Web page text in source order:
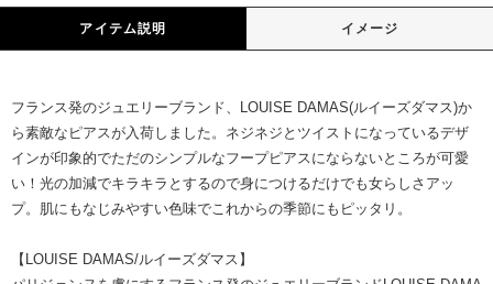
アイテム説明 イメージ
フランス発のジュエリーブランド、LOUISE DAMAS(ルイーズダマス)か
ら素敵なピアスが入荷しました。ネジネジとツイストになっているデザ
インが印象的でただのシンプルなフープピアスにならないところが可愛
い！光の加減でキラキラとするので身につけるだけでも女らしさアッ
プ。肌にもなじみやすい色味でこれからの季節にもピッタリ。
【LOUISE DAMAS/ルイーズダマス】